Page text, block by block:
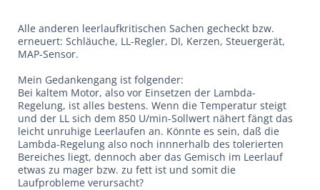
Alle anderen leerlaufkritischen Sachen gecheckt bzw.
erneuert: Schläuche, LL-Regler, DI, Kerzen, Steuergerät,
MAP-Sensor.
Mein Gedankengang ist folgender:
Bei kaltem Motor, also vor Einsetzen der Lambda-
Regelung, ist alles bestens. Wenn die Temperatur steigt
und der LL sich dem 850 U/min-Sollwert nähert fängt das
leicht unruhige Leerlaufen an. Könnte es sein, daß die
Lambda-Regelung also noch innnerhalb des tolerierten
Bereiches liegt, dennoch aber das Gemisch im Leerlauf
etwas zu mager bzw. zu fett ist und somit die
Laufprobleme verursacht?